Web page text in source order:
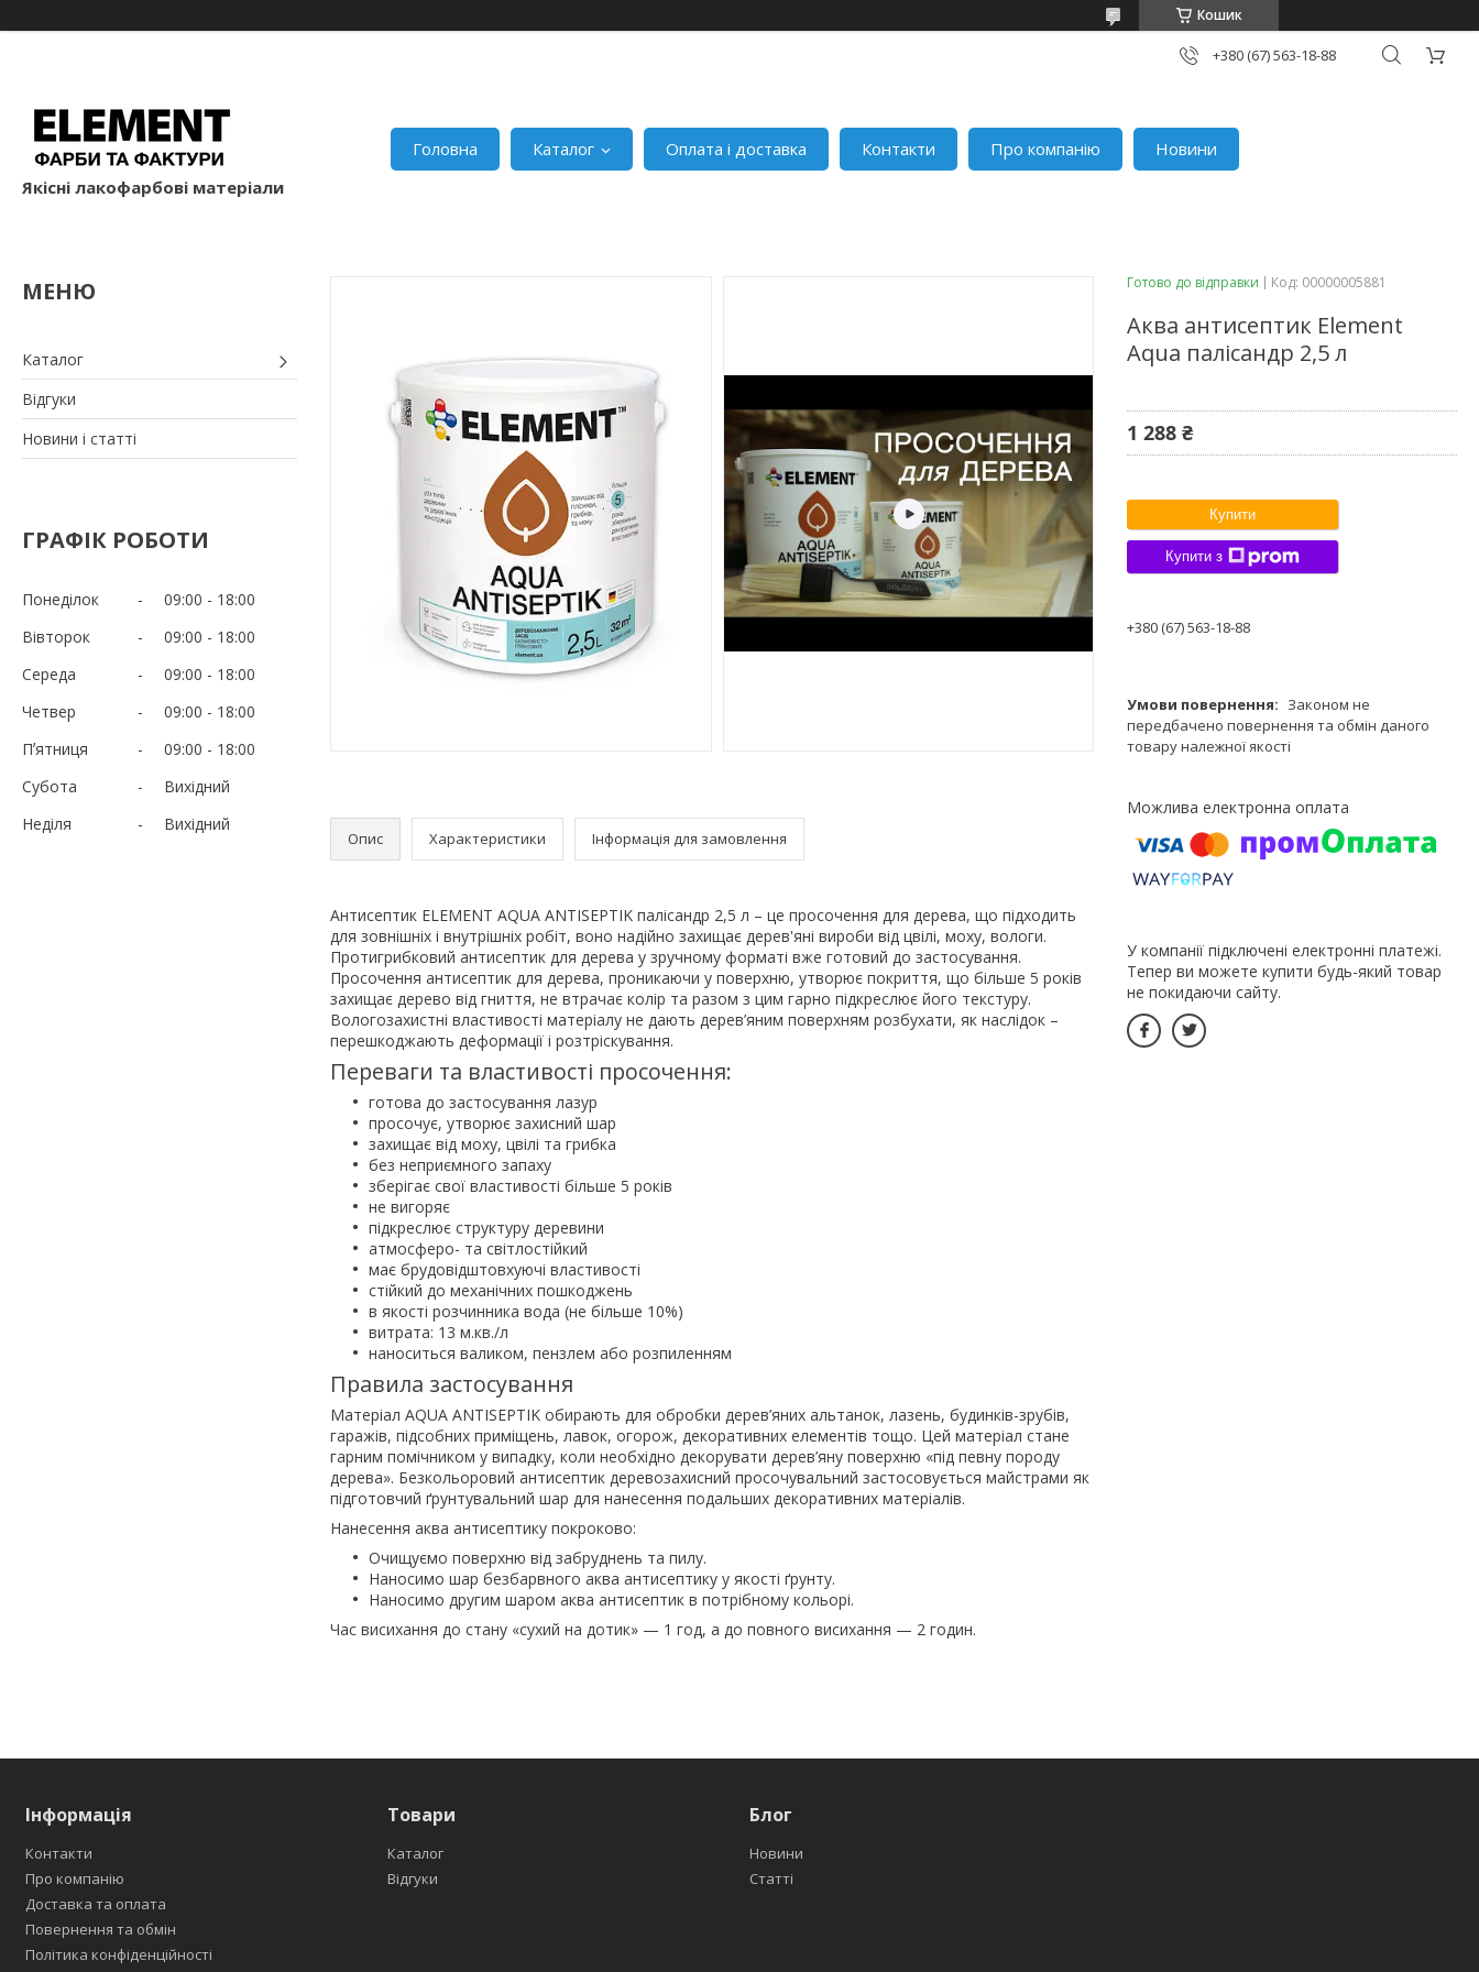
Кошик
+380 (67) 563-18-88
Якісні лакофарбові матеріали
Головна Каталог Оплата і доставка Контакти Про компанію Новини
Каталог
Відгуки
Новини і статті
ГРАФІК РОБОТИ
Понеділок 09:00
18:00
Вівторок
09:00
18:00
Середа
09:00
18:00
Четвер
09:00
18:00
Пʼятниця
09:00
18:00
Субота
Вихідний
Неділя
Вихідний
Опис Характеристики Інформація для замовлення
Антисептик ELEMENT AQUA ANTISEPTIK палісандр 2,5 л – це просочення для дерева, що підходить
для зовнішніх і внутрішніх робіт, воно надійно захищає дерев'яні вироби від цвілі, моху, вологи.
Протигрибковий антисептик для дерева у зручному форматі вже готовий до застосування.
Просочення антисептик для дерева, проникаючи у поверхню, утворює покриття, що більше 5 років
захищає дерево від гниття, не втрачає колір та разом з цим гарно підкреслює його текстуру.
Вологозахистні властивості матеріалу не дають дерев’яним поверхням розбухати, як наслідок –
перешкоджають деформації і розтріскування.
Переваги та властивості просочення:
готова до застосування лазур
просочує, утворює захисний шар
захищає від моху, цвілі та грибка
без неприємного запаху
зберігає свої властивості більше 5 років
не вигоряє
підкреслює структуру деревини
атмосферо- та світлостійкий
має брудовідштовхуючі властивості
стійкий до механічних пошкоджень
в якості розчинника вода (не більше 10%)
витрата: 13 м.кв./л
наноситься валиком, пензлем або розпиленням
Правила застосування
Матеріал AQUA ANTISEPTIK обирають для обробки дерев’яних альтанок, лазень, будинків-зрубів,
гаражів, підсобних приміщень, лавок, огорож, декоративних елементів тощо. Цей матеріал стане
гарним помічником у випадку, коли необхідно декорувати дерев’яну поверхню «під певну породу
дерева». Безкольоровий антисептик деревозахисний просочувальний застосовується майстрами як
підготовчий ґрунтувальний шар для нанесення подальших декоративних матеріалів.
Нанесення аква антисептику покроково:
Очищуємо поверхню від забруднень та пилу.
Наносимо шар безбарвного аква антисептику у якості ґрунту.
Наносимо другим шаром аква антисептик в потрібному кольорі.
Час висихання до стану «сухий на дотик» — 1 год, а до повного висихання — 2 годин.
Готово до відправки Код: 00000005881
Аква антисептик Element
Aqua палісандр 2,5 л
1 288 ₴
Купити
Купити з
+380 (67) 563-18-88
Законом не
передбачено повернення та обмін даного
товару належної якості
У компанії підключені електронні платежі.
Тепер ви можете купити будь-який товар
не покидаючи сайту.
Інформація
Контакти
Про компанію
Доставка та оплата
Повернення та обмін
Політика конфіденційності
Товари
Каталог
Відгуки
Блог
Новини
Статті